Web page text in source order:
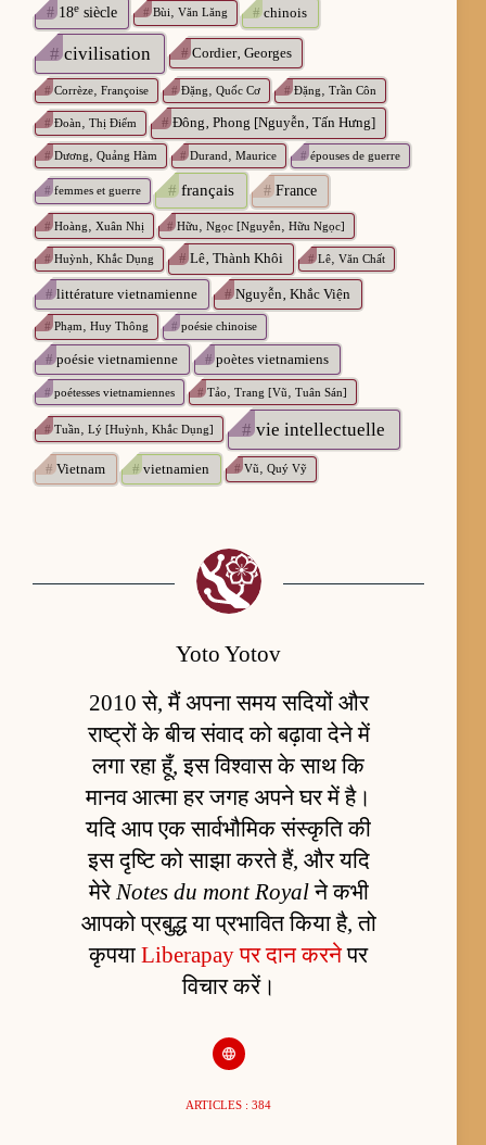
#18e siècle #Bùi‚ Văn Lăng #chinois
#civilisation #Cordier‚ Georges
#Corrèze‚ Françoise #Đặng‚ Quốc Cơ #Đặng‚ Trần Côn
#Đoàn‚ Thị Điểm #Đông‚ Phong [Nguyễn‚ Tấn Hưng]
#Dương‚ Quảng Hàm #Durand‚ Maurice #épouses de guerre
#femmes et guerre #français #France
#Hoàng‚ Xuân Nhị #Hữu‚ Ngọc [Nguyễn‚ Hữu Ngọc]
#Huỳnh‚ Khắc Dụng #Lê‚ Thành Khôi #Lê‚ Văn Chất
# littérature vietnamienne #Nguyễn‚ Khắc Viện
#Phạm‚ Huy Thông #poésie chinoise
# poésie vietnamienne #poètes vietnamiens
#poétesses vietnamiennes #Tảo‚ Trang [Vũ‚ Tuân Sán]
#Tuần‚ Lý [Huỳnh‚ Khắc Dụng] #vie intellectuelle
# Vietnam #vietnamien #Vũ‚ Quý Vỹ
Yoto Yotov
2010 से, मैं अपना समय सदियों और
राष्ट्रों के बीच संवाद को बढ़ावा देने में
लगा रहा हूँ, इस विश्वास के साथ कि
मानव आत्मा हर जगह अपने घर में है।
यदि आप एक सार्वभौमिक संस्कृति की
इस दृष्टि को साझा करते हैं, और यदि
मेरेNotes du mont Royalने कभी
आपको प्रबुद्ध या प्रभावित किया है, तो
कृपयाLiberapay पर दान करनेपर
विचार करें।
ARTICLES : 384